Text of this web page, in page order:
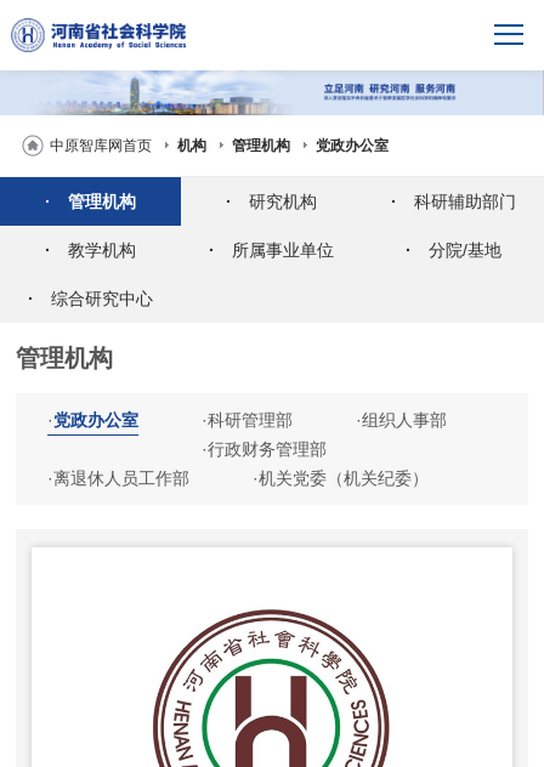
中原智库网首页 机构 管理机构 党政办公室
· 管理机构 · 研究机构 · 科研辅助部门
· 教学机构 · 所属事业单位 · 分院/基地
· 综合研究中心
管理机构
·党政办公室 ·科研管理部 ·组织人事部
·行政财务管理部
·离退休人员工作部 ·机关党委（机关纪委）